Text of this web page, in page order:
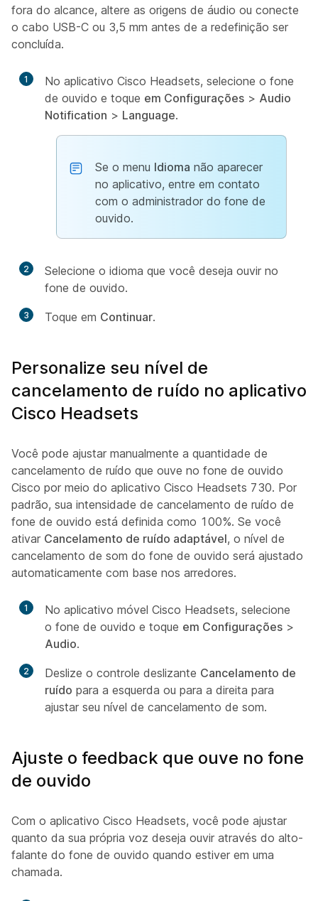
fora do alcance, altere as origens de áudio ou conecte
o cabo USB-C ou 3,5 mm antes de a redefinição ser
concluída.
1
No aplicativo Cisco Headsets, selecione o fone
de ouvido e toque em Configurações > Audio
Notification > Language.
Se o menu Idioma não aparecer
no aplicativo, entre em contato
com o administrador do fone de
ouvido.
2
Selecione o idioma que você deseja ouvir no
fone de ouvido.
3 Toque em Continuar.
Personalize seu nível de
cancelamento de ruído no aplicativo
Cisco Headsets
Você pode ajustar manualmente a quantidade de
cancelamento de ruído que ouve no fone de ouvido
Cisco por meio do aplicativo Cisco Headsets 730. Por
padrão, sua intensidade de cancelamento de ruído de
fone de ouvido está definida como 100%. Se você
ativar Cancelamento de ruído adaptável, o nível de
cancelamento de som do fone de ouvido será ajustado
automaticamente com base nos arredores.
1
No aplicativo móvel Cisco Headsets, selecione
o fone de ouvido e toque em Configurações >
Audio.
2 Deslize o controle deslizante Cancelamento de
ruído para a esquerda ou para a direita para
ajustar seu nível de cancelamento de som.
Ajuste o feedback que ouve no fone
de ouvido
Com o aplicativo Cisco Headsets, você pode ajustar
quanto da sua própria voz deseja ouvir através do alto-
falante do fone de ouvido quando estiver em uma
chamada.